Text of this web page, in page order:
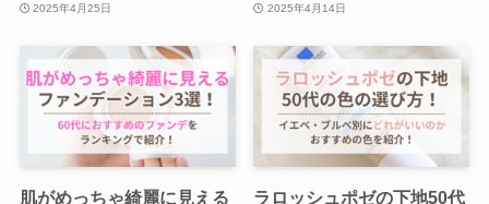
2025年4月25日 2025年4月14日
肌がめっちゃ綺麗に見える
ラロッシュポゼの下地50代